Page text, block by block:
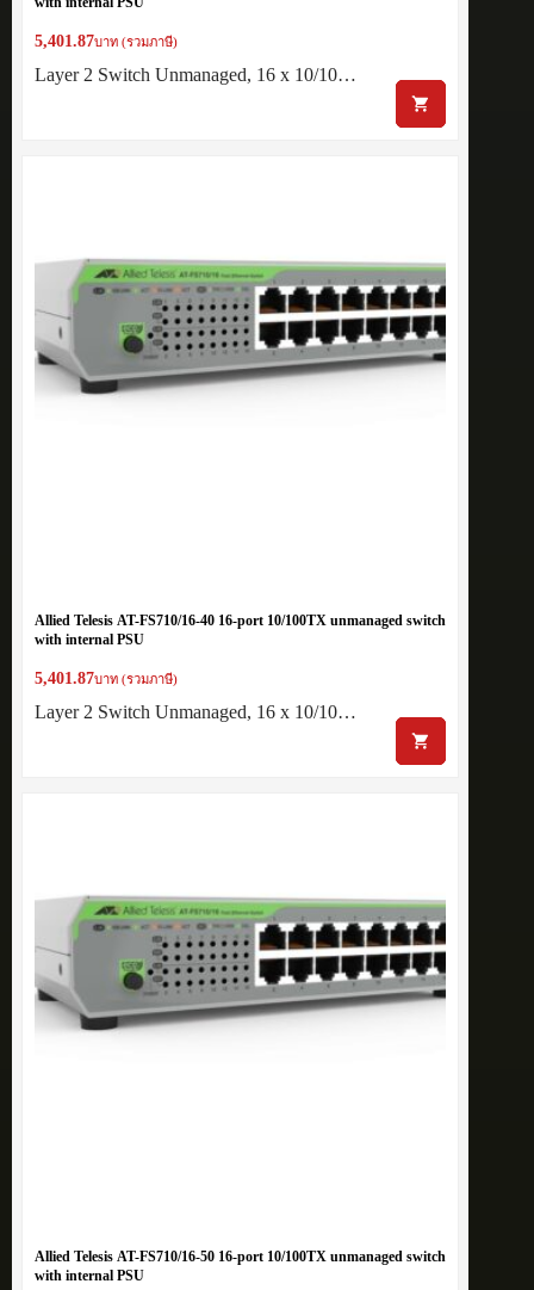
5,401.87บาท (รวมภาษี)
Layer 2 Switch Unmanaged, 16 x 10/10…
Allied Telesis AT-FS710/16-40 16-port 10/100TX unmanaged switch
with internal PSU
5,401.87บาท (รวมภาษี)
Layer 2 Switch Unmanaged, 16 x 10/10…
Allied Telesis AT-FS710/16-50 16-port 10/100TX unmanaged switch
with internal PSU